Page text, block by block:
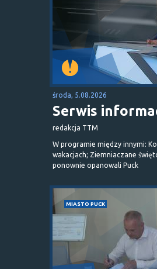
środa, 5.08.2026
Serwis
redakcja TTM
W programie między innymi:
wakacjach; Ziemniaczane
ponownie opanowali Puck
MIASTO PUCK